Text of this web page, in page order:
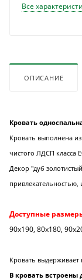
Все
ОПИСАНИЕ
Кровать
Кровать выполнена
чистого ЛДСП класса
Декор "дуб
привлекательностью,
Доступные
90х190, 80х180,
Кровать выдерживает
В кровать